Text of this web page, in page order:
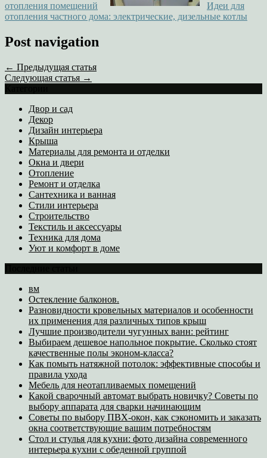
отопления помещений
Идеи для
отопления частного дома: электрические, дизельные котлы
Post navigation
← Предыдущая статья
Следующая статья →
Двор и сад
Декор
Дизайн интерьера
Крыша
Материалы для ремонта и отделки
Окна и двери
Отопление
Ремонт и отделка
Сантехника и ванная
Стили интерьера
Строительство
Текстиль и аксессуары
Техника для дома
Уют и комфорт в доме
вм
Остекление балконов.
Разновидности кровельных материалов и особенности
их применения для различных типов крыш
Лучшие производители чугунных ванн: рейтинг
Выбираем дешевое напольное покрытие. Сколько стоят
качественные полы эконом-класса?
Как помыть натяжной потолок: эффективные способы и
правила ухода
Мебель для неотапливаемых помещений
Какой сварочный автомат выбрать новичку? Советы по
выбору аппарата для сварки начинающим
Советы по выбору ПВХ-окон, как сэкономить и заказать
окна соответствующие вашим потребностям
Стол и стулья для кухни: фото дизайна современного
интерьера кухни с обеденной группой